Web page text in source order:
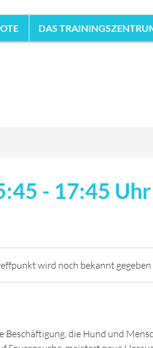
DAS
- 17:45 Uhr
wird noch bekannt gegeben
die Hund und